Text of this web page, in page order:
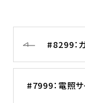
#8299：
#7999：電照サ